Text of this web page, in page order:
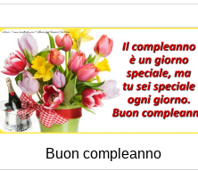
Buon compleanno